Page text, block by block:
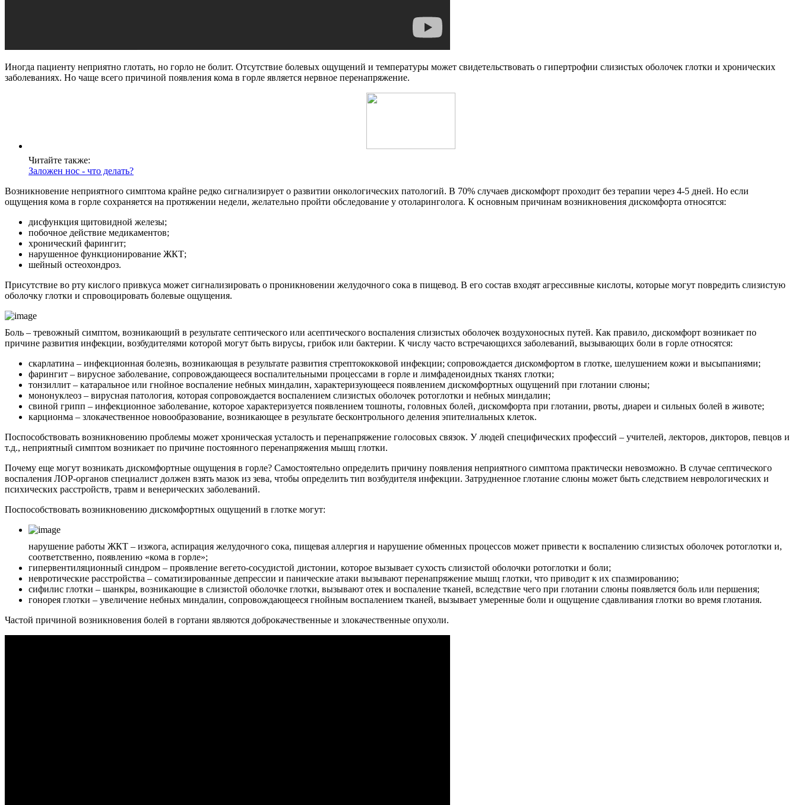
Иногда пациенту неприятно глотать, но горло не болит. Отсутствие болевых ощущений и температуры может свидетельствовать о гипертрофии слизистых оболочек глотки и хронических
заболеваниях. Но чаще всего причиной появления кома в горле является нервное перенапряжение.
Читайте также:
Заложен нос - что делать?
Возникновение неприятного симптома крайне редко сигнализирует о развитии онкологических патологий. В 70% случаев дискомфорт проходит без терапии через 4-5 дней. Но если
ощущения кома в горле сохраняется на протяжении недели, желательно пройти обследование у отоларинголога. К основным причинам возникновения дискомфорта относятся:
дисфункция щитовидной железы;
побочное действие медикаментов;
хронический фарингит;
нарушенное функционирование ЖКТ;
шейный остеохондроз.
Присутствие во рту кислого привкуса может сигнализировать о проникновении желудочного сока в пищевод. В его состав входят агрессивные кислоты, которые могут повредить слизистую
оболочку глотки и спровоцировать болевые ощущения.
Боль – тревожный симптом, возникающий в результате септического или асептического воспаления слизистых оболочек воздухоносных путей. Как правило, дискомфорт возникает по
причине развития инфекции, возбудителями которой могут быть вирусы, грибок или бактерии. К числу часто встречающихся заболеваний, вызывающих боли в горле относятся:
скарлатина – инфекционная болезнь, возникающая в результате развития стрептококковой инфекции; сопровождается дискомфортом в глотке, шелушением кожи и высыпаниями;
фарингит – вирусное заболевание, сопровождающееся воспалительными процессами в горле и лимфаденоидных тканях глотки;
тонзиллит – катаральное или гнойное воспаление небных миндалин, характеризующееся появлением дискомфортных ощущений при глотании слюны;
мононуклеоз – вирусная патология, которая сопровождается воспалением слизистых оболочек ротоглотки и небных миндалин;
свиной грипп – инфекционное заболевание, которое характеризуется появлением тошноты, головных болей, дискомфорта при глотании, рвоты, диареи и сильных болей в животе;
карционма – злокачественное новообразование, возникающее в результате бесконтрольного деления эпителиальных клеток.
Поспособствовать возникновению проблемы может хроническая усталость и перенапряжение голосовых связок. У людей специфических профессий – учителей, лекторов, дикторов, певцов и
т.д., неприятный симптом возникает по причине постоянного перенапряжения мышц глотки.
Почему еще могут возникать дискомфортные ощущения в горле? Самостоятельно определить причину появления неприятного симптома практически невозможно. В случае септического
воспаления ЛОР-органов специалист должен взять мазок из зева, чтобы определить тип возбудителя инфекции. Затрудненное глотание слюны может быть следствием неврологических и
психических расстройств, травм и венерических заболеваний.
Поспособствовать возникновению дискомфортных ощущений в глотке могут:
нарушение работы ЖКТ – изжога, аспирация желудочного сока, пищевая аллергия и нарушение обменных процессов может привести к воспалению слизистых оболочек ротоглотки и,
соответственно, появлению «кома в горле»;
гипервентиляционный синдром – проявление вегето-сосудистой дистонии, которое вызывает сухость слизистой оболочки ротоглотки и боли;
невротические расстройства – соматизированные депрессии и панические атаки вызывают перенапряжение мышц глотки, что приводит к их спазмированию;
сифилис глотки – шанкры, возникающие в слизистой оболочке глотки, вызывают отек и воспаление тканей, вследствие чего при глотании слюны появляется боль или першения;
гонорея глотки – увеличение небных миндалин, сопровождающееся гнойным воспалением тканей, вызывает умеренные боли и ощущение сдавливания глотки во время глотания.
Частой причиной возникновения болей в гортани являются доброкачественные и злокачественные опухоли.